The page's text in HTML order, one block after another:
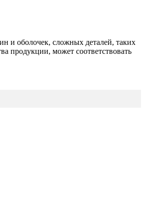
и оболочек, сложных деталей, таких
продукции, может соответствовать